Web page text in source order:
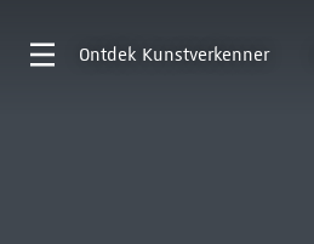
Ontdek Kunstverkenner